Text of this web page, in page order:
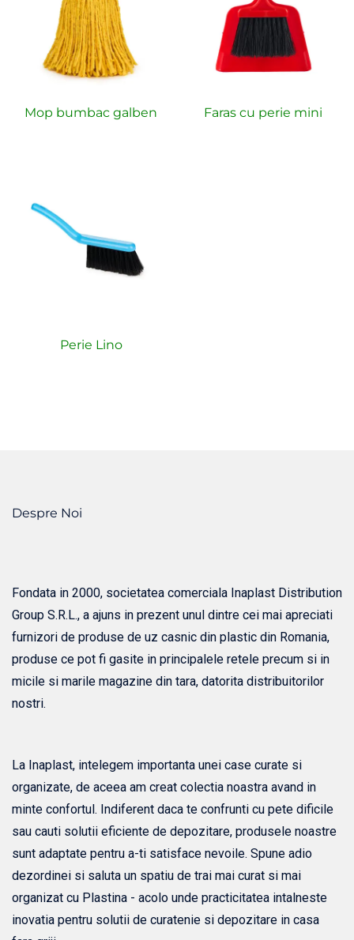
Mop bumbac galben Faras cu perie mini
Perie Lino
Despre Noi
Fondata in 2000, societatea comerciala Inaplast Distribution
Group S.R.L., a ajuns in prezent unul dintre cei mai apreciati
furnizori de produse de uz casnic din plastic din Romania,
produse ce pot fi gasite in principalele retele precum si in
micile si marile magazine din tara, datorita distribuitorilor
nostri.
La Inaplast, intelegem importanta unei case curate si
organizate, de aceea am creat colectia noastra avand in
minte confortul. Indiferent daca te confrunti cu pete dificile
sau cauti solutii eficiente de depozitare, produsele noastre
sunt adaptate pentru a-ti satisface nevoile. Spune adio
dezordinei si saluta un spatiu de trai mai curat si mai
organizat cu Plastina - acolo unde practicitatea intalneste
inovatia pentru solutii de curatenie si depozitare in casa